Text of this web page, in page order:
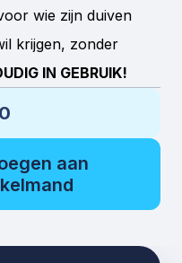
wie zijn duiven
krijgen, zonder
IN GEBRUIK!
aan